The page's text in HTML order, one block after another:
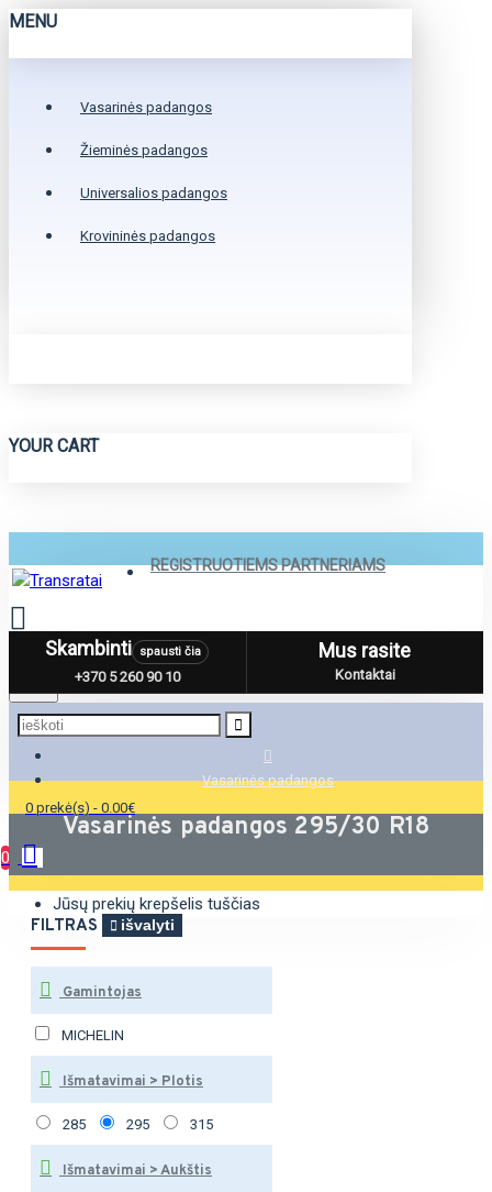
MENU
Vasarinės padangos
Žieminės padangos
Universalios padangos
Krovininės padangos
YOUR CART
REGISTRUOTIEMS PARTNERIAMS
Menu
0 prekė(s) - 0.00€
0
Jūsų prekių krepšelis tuščias
Skambinti spausti čia
+370 5 260 90 10
Mus rasite
Kontaktai
Vasarinės padangos
Vasarinės padangos 295/30 R18
FILTRAS išvalyti
Gamintojas
MICHELIN
Išmatavimai > Plotis
285 295 315
Išmatavimai > Aukštis